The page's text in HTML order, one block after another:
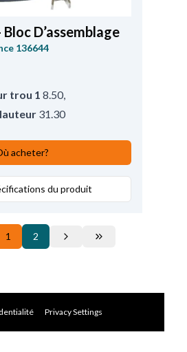
D’assemblage
136644
trou 1 8.50,
31.30
acheter?
du produit
1 2
Privacy Settings